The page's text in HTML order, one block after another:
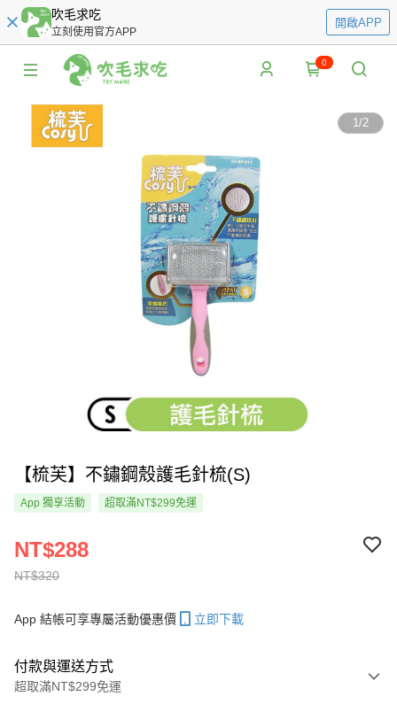
吹毛求吃
立刻使用官方APP
開啟APP
0
1/2
【梳芙】不鏽鋼殼護毛針梳(S)
App 獨享活動 超取滿NT$299免運
NT$320
NT$288
App 結帳可享專屬活動優惠價 立即下載
付款與運送方式
超取滿NT$299免運